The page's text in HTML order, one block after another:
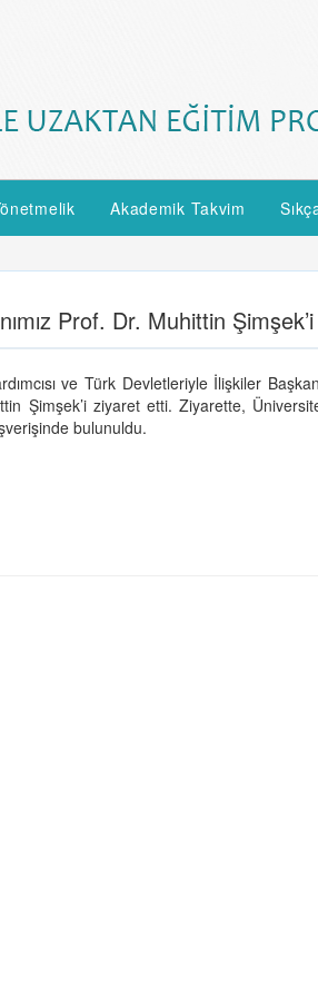
Akademik Takvim
Prof. Dr. Muhittin
ve Türk Devletleriyle İlişkiler
Şimşek’i ziyaret etti. Ziyarette,
bulunuldu.